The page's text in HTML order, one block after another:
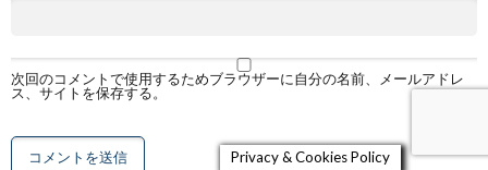
次回のコメントで使用するためブラウザーに自分の名前、メールアドレ
ス、サイトを保存する。
Privacy & Cookies Policy